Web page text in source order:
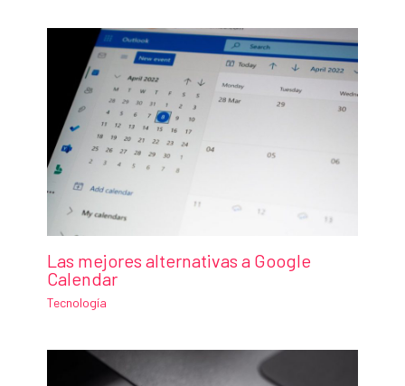
Las mejores alternativas a Google
Calendar
Tecnología